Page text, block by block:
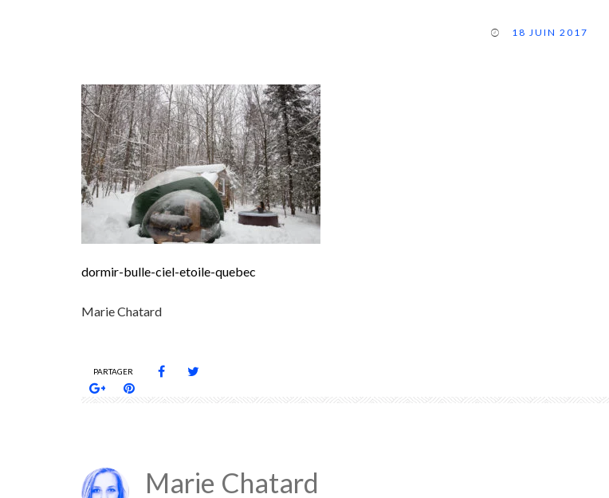
18 JUIN 2017
dormir-bulle-ciel-etoile-quebec
Marie Chatard
PARTAGER
Marie Chatard